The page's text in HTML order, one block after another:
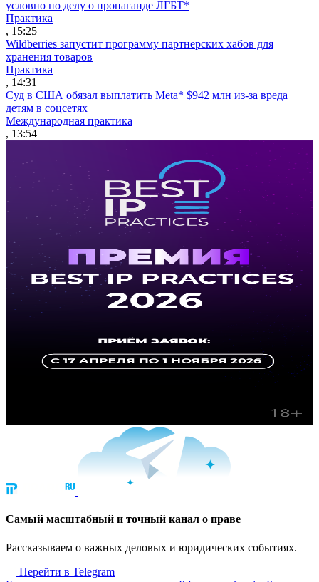
условно по делу о пропаганде ЛГБТ*
Практика
, 15:25
Wildberries запустит программу партнерских хабов для
хранения товаров
Практика
, 14:31
Суд в США обязал выплатить Meta* $942 млн из-за вреда
детям в соцсетях
Международная практика
, 13:54
Cамый масштабный и точный канал о праве
Рассказываем о важных деловых и юридических событиях.
Перейти в Telegram